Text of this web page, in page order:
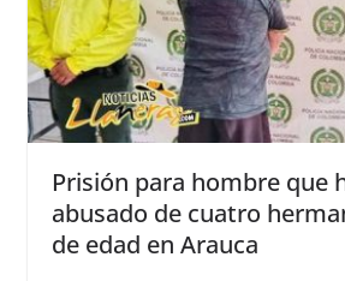
Prisión para hombre que
abusado de cuatro
de edad en Arauca